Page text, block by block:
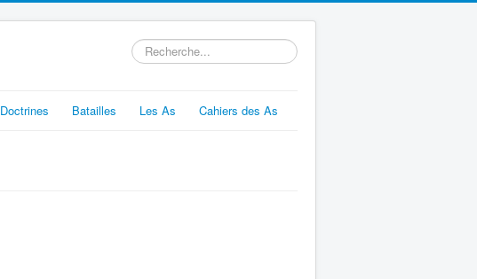
Rechercher
Doctrines Batailles Les As Cahiers des As